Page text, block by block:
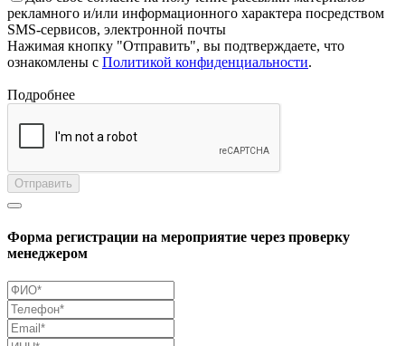
рекламного и/или информационного характера посредством
SMS-сервисов, электронной почты
Нажимая кнопку "Отправить", вы подтверждаете, что
ознакомлены с Политикой конфиденциальности.
Подробнее
Отправить
Форма регистрации на мероприятие через проверку
менеджером